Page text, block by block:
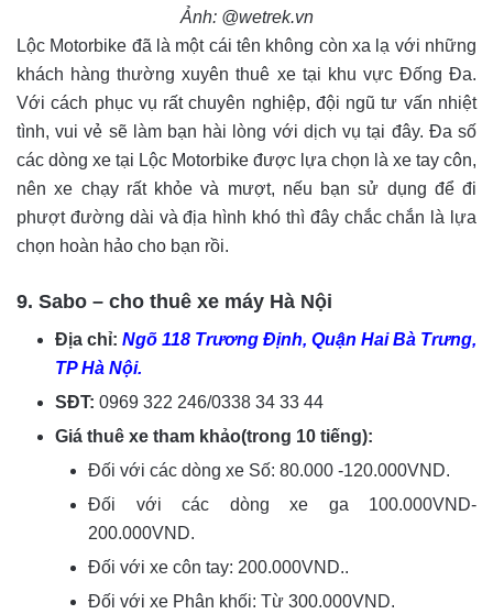
Ảnh: @wetrek.vn
Lộc Motorbike đã là một cái tên không còn xa lạ với những
khách hàng thường xuyên thuê xe tại khu vực Đống Đa.
Với cách phục vụ rất chuyên nghiệp, đội ngũ tư vấn nhiệt
tình, vui vẻ sẽ làm bạn hài lòng với dịch vụ tại đây. Đa số
các dòng xe tại Lộc Motorbike được lựa chọn là xe tay côn,
nên xe chạy rất khỏe và mượt, nếu bạn sử dụng để đi
phượt đường dài và địa hình khó thì đây chắc chắn là lựa
chọn hoàn hảo cho bạn rồi.
9. Sabo – cho thuê xe máy Hà Nội
Địa chỉ: Ngõ 118 Trương Định, Quận Hai Bà Trưng,
TP Hà Nội.
SĐT: 0969 322 246/0338 34 33 44
Giá thuê xe tham khảo(trong 10 tiếng):
Đối với các dòng xe Số: 80.000 -120.000VND.
Đối với các dòng xe ga 100.000VND-
200.000VND.
Đối với xe côn tay: 200.000VND..
Đối với xe Phân khối: Từ 300.000VND.